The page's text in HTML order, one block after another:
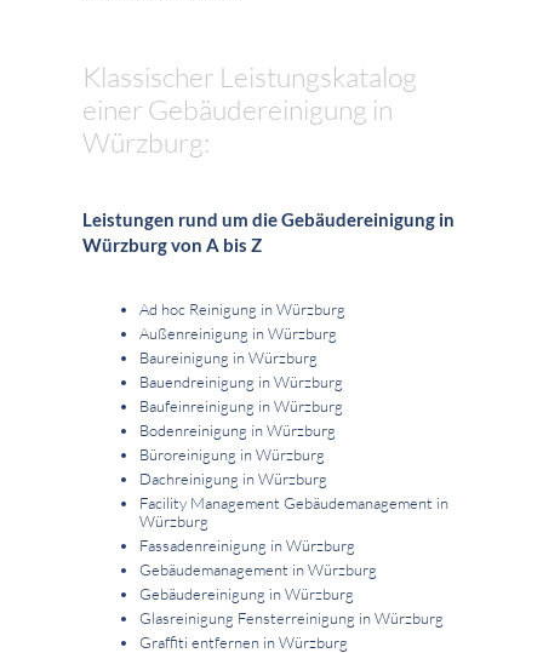
Klassischer Leistungskatalog
einer Gebäudereinigung in
Würzburg:
Leistungen rund um die Gebäudereinigung in
Würzburg von A bis Z
Ad hoc Reinigung in Würzburg
Außenreinigung in Würzburg
Baureinigung in Würzburg
Bauendreinigung in Würzburg
Baufeinreinigung in Würzburg
Bodenreinigung in Würzburg
Büroreinigung in Würzburg
Dachreinigung in Würzburg
Facility Management Gebäudemanagement in
Würzburg
Fassadenreinigung in Würzburg
Gebäudemanagement in Würzburg
Gebäudereinigung in Würzburg
Glasreinigung Fensterreinigung in Würzburg
Graffiti entfernen in Würzburg